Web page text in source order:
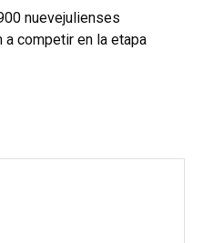
nuevejulienses
a competir en la etapa